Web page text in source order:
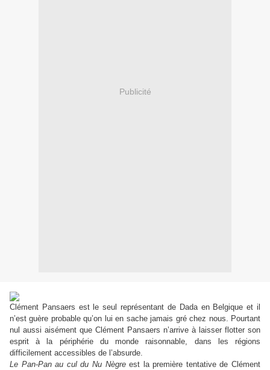
Publicité
Clément Pansaers est le seul représentant de Dada en Belgique et il
n’est guère probable qu’on lui en sache jamais gré chez nous. Pourtant
nul aussi aisément que Clément Pansaers n’arrive à laisser flotter son
esprit à la périphérie du monde raisonnable, dans les régions
difficilement accessibles de l’absurde.
Le Pan-Pan au cul du Nu Nègre est la première tentative de Clément